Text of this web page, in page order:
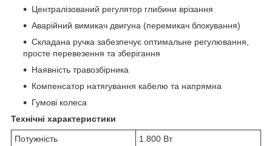
Централізований регулятор глибини врізання
Аварійний вимикач двигуна (перемикач блокування)
Складана ручка забезпечує оптимальне регулювання,
просте перевезення та зберігання
Наявність травозбірника
Компенсатор натягування кабелю та напрямна
Гумові колеса
Технічні характеристики
Потужність
1.800 Вт